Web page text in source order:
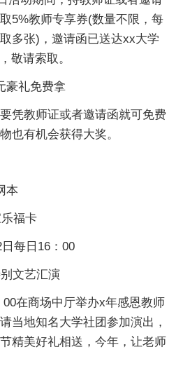
5%教师专享券(数量不限，每
多张)，邀请函已送达xx大学
敬请索取。
礼免费拿
教师证或者邀请函就可免费
也有机会获得大奖。
本
福卡
每日16：00
文艺汇演
在商场中厅举办x年感恩教师
当地知名大学社团参加演出，
精美好礼相送，今年，让老师